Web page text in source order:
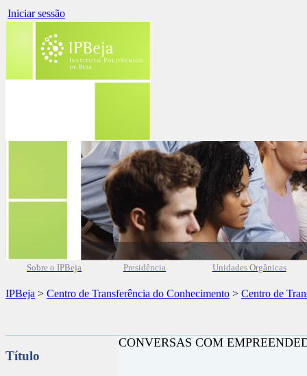
Iniciar sessão
Sobre o IPBeja Presidência Unidades Orgânicas
IPBeja > Centro de Transferência do Conhecimento > Centro de
Título
CONVERSAS COM